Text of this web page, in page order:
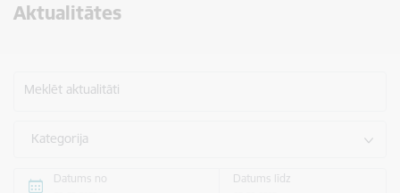
Aktualitātes
Meklēt aktualitāti
Kategorija
Datums no Datums līdz